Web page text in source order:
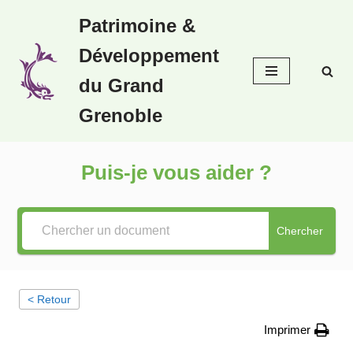
au
contenu
Patrimoine &
Développement
du Grand
Grenoble
Puis-je vous aider ?
Chercher
< Retour
Imprimer